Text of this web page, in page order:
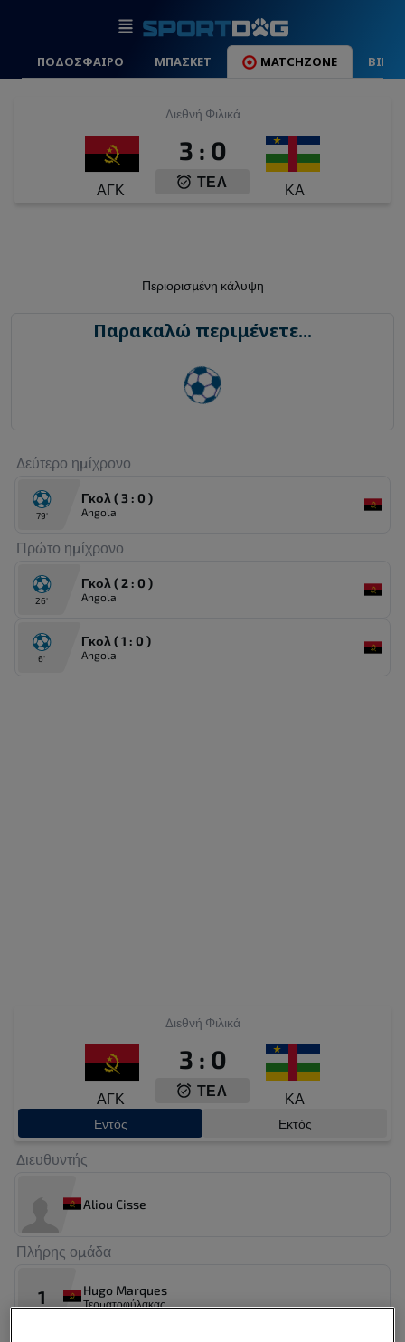
ΠΟΔΟΣΦΑΙΡΟ ΜΠΑΣΚΕΤ MATCHZONE
Διεθνή Φιλικά
ΑΓΚ
3 : 0
ΤΕΛ ΚΑ
Περιορισμένη κάλυψη
Παρακαλώ περιμένετε...
Δεύτερο ημίχρονο
79'
Γκολ ( 3 : 0 )
Angola
Πρώτο ημίχρονο
26'
Γκολ ( 2 : 0 )
Angola
6'
Γκολ ( 1 : 0 )
Angola
Διεθνή Φιλικά
ΑΓΚ
3 : 0
ΤΕΛ ΚΑ
Εντός Εκτός
Διευθυντής
Aliou Cisse
Πλήρης ομάδα
1 Hugo Marques
Τερματοφύλακας